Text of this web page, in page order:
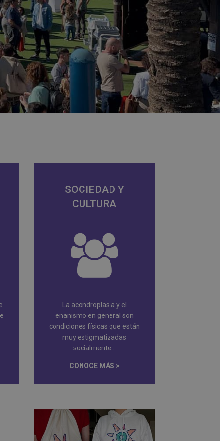
SOCIEDAD Y
CULTURA
La acondroplasia y el
enanismo en general son
condiciones físicas que están
muy estigmatizadas
socialmente...
CONOCE MÁS >